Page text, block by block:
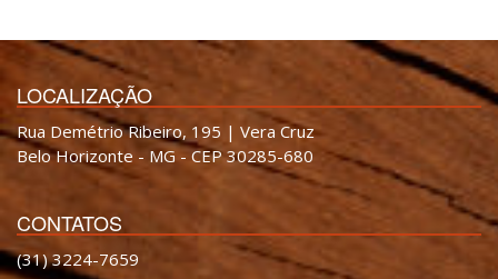
LOCALIZAÇÃO
Rua Demétrio Ribeiro, 195 | Vera Cruz
Belo Horizonte - MG - CEP 30285-680
CONTATOS
(31) 3224-7659